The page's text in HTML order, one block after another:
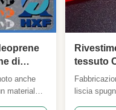
di
anche
materiale
tessuto
liscia